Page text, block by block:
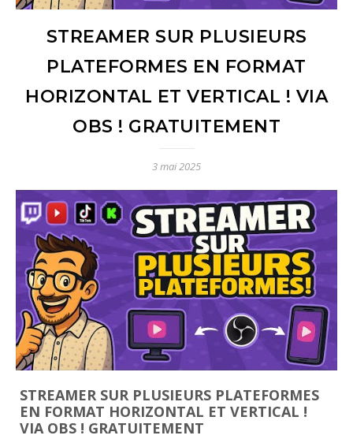
STREAMER SUR PLUSIEURS
PLATEFORMES EN FORMAT
HORIZONTAL ET VERTICAL ! VIA
OBS ! GRATUITEMENT
3 mai 2025
STREAMER SUR PLUSIEURS PLATEFORMES
EN FORMAT HORIZONTAL ET VERTICAL !
VIA OBS ! GRATUITEMENT